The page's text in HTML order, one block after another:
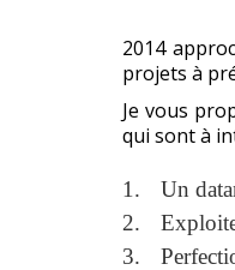
2014
projets à
Je vous
qui sont à
Un